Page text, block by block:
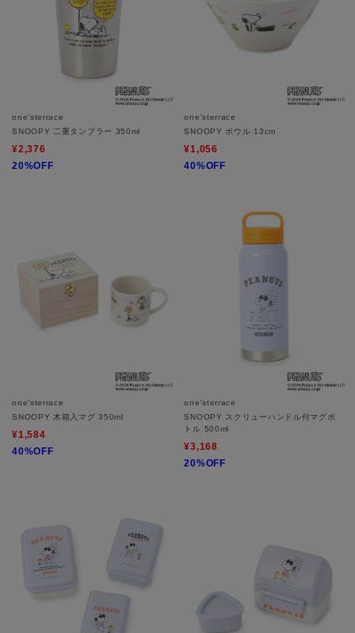
one'sterrace
SNOOPY 二重タンブラー 350ml
¥2,376
20%OFF
one'sterrace
SNOOPY ボウル 13cm
¥1,056
40%OFF
one'sterrace
SNOOPY 木箱入マグ 350ml
¥1,584
40%OFF
one'sterrace
SNOOPY スクリューハンドル付マグボ
トル 500ml
¥3,168
20%OFF